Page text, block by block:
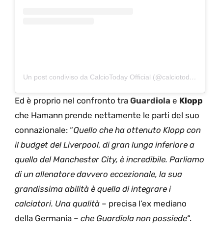
Un post condiviso da CalcioToday Official (@calciotodayufficiale)
Ed è proprio nel confronto tra Guardiola e Klopp
che Hamann prende nettamente le parti del suo
connazionale: “Quello che ha ottenuto Klopp con
il budget del Liverpool, di gran lunga inferiore a
quello del Manchester City, è incredibile. Parliamo
di un allenatore davvero eccezionale, la sua
grandissima abilità è quella di integrare i
calciatori. Una qualità – precisa l’ex mediano
della Germania – che Guardiola non possiede“.